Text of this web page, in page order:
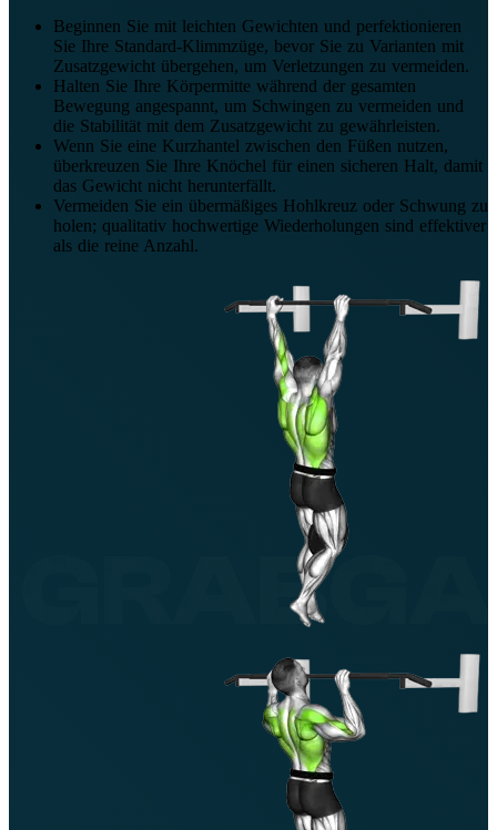
Beginnen Sie mit leichten Gewichten und perfektionieren
Sie Ihre Standard-Klimmzüge, bevor Sie zu Varianten mit
Zusatzgewicht übergehen, um Verletzungen zu vermeiden.
Halten Sie Ihre Körpermitte während der gesamten
Bewegung angespannt, um Schwingen zu vermeiden und
die Stabilität mit dem Zusatzgewicht zu gewährleisten.
Wenn Sie eine Kurzhantel zwischen den Füßen nutzen,
überkreuzen Sie Ihre Knöchel für einen sicheren Halt, damit
das Gewicht nicht herunterfällt.
Vermeiden Sie ein übermäßiges Hohlkreuz oder Schwung zu
holen; qualitativ hochwertige Wiederholungen sind effektiver
als die reine Anzahl.